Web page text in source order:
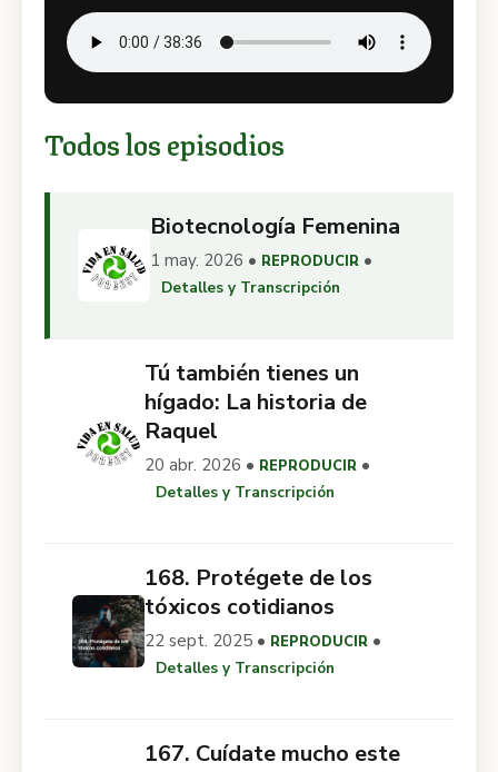
Todos los episodios
Biotecnología Femenina
1 may. 2026 • REPRODUCIR •
Detalles y Transcripción
Tú también tienes un
hígado: La historia de
Raquel
20 abr. 2026 • REPRODUCIR •
Detalles y Transcripción
168. Protégete de los
tóxicos cotidianos
22 sept. 2025 • REPRODUCIR •
Detalles y Transcripción
167. Cuídate mucho este